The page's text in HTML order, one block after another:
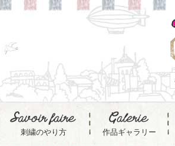
刺繍のやり方 作品ギャラリー